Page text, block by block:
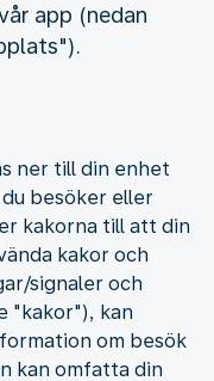
app (nedan
ner till din enhet
besöker eller
kakorna till att din
kakor och
signaler och
"kakor"), kan
om besök
kan omfatta din